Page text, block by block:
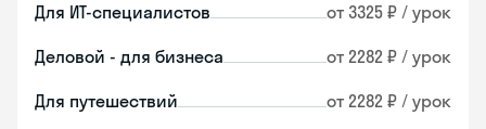
Для ИТ-специалистов от 3325 ₽ / урок
Деловой - для бизнеса от 2282 ₽ / урок
Для путешествий от 2282 ₽ / урок